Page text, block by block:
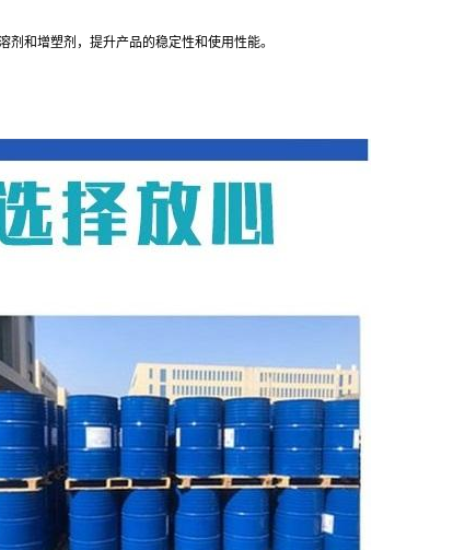
和增塑剂，提升产品的稳定性和使用性能。